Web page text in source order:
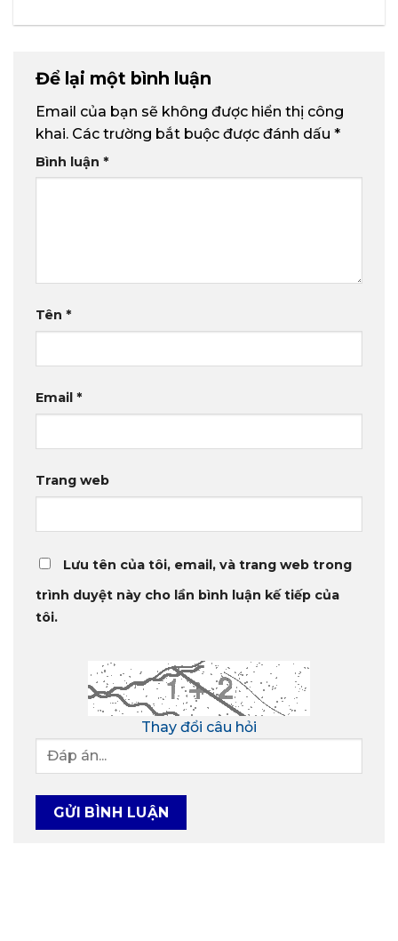
Để lại một bình luận
Email của bạn sẽ không được hiển thị công
khai. Các trường bắt buộc được đánh dấu *
Bình luận *
Tên *
Email *
Trang web
Lưu tên của tôi, email, và trang web trong
trình duyệt này cho lần bình luận kế tiếp của
tôi.
Thay đổi câu hỏi